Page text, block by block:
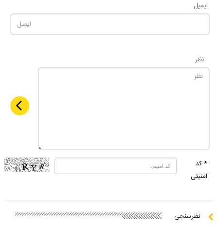
ایمیل
نظر
* کد
امنیتی
نظرسنجی